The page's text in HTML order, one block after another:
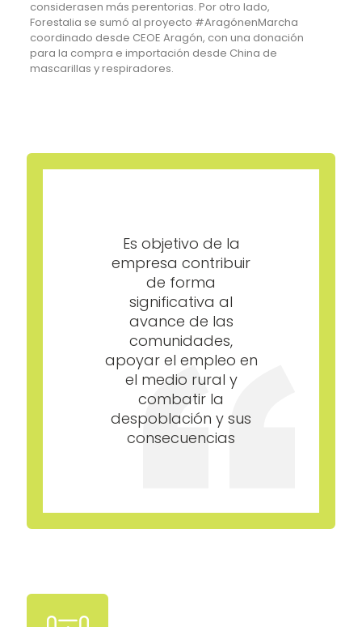
considerasen más perentorias. Por otro lado,
Forestalia se sumó al proyecto #AragónenMarcha
coordinado desde CEOE Aragón, con una donación
para la compra e importación desde China de
mascarillas y respiradores.
Es objetivo de la
empresa contribuir
de forma
significativa al
avance de las
comunidades,
apoyar el empleo en
el medio rural y
combatir la
despoblación y sus
consecuencias